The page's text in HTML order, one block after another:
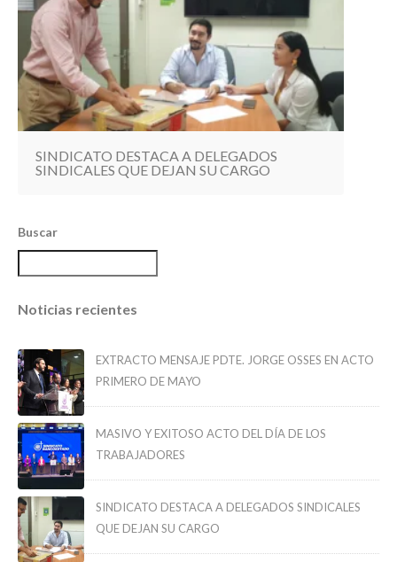
SINDICATO DESTACA A DELEGADOS
SINDICALES QUE DEJAN SU CARGO
Buscar
Noticias recientes
EXTRACTO MENSAJE PDTE. JORGE OSSES EN ACTO
PRIMERO DE MAYO
MASIVO Y EXITOSO ACTO DEL DÍA DE LOS
TRABAJADORES
SINDICATO DESTACA A DELEGADOS SINDICALES
QUE DEJAN SU CARGO